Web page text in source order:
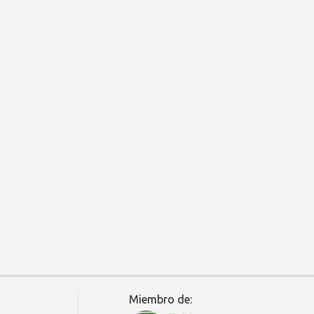
Miembro de: